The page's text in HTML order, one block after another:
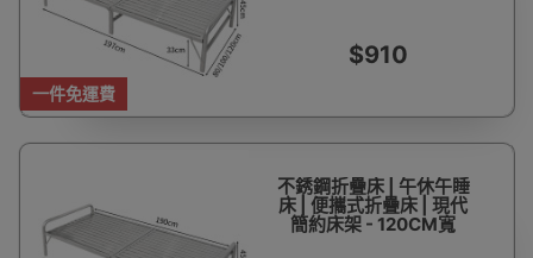
一件免運費
$910
不銹鋼折疊床 | 午休午睡
床 | 便攜式折疊床 | 現代
簡約床架 - 120CM寬